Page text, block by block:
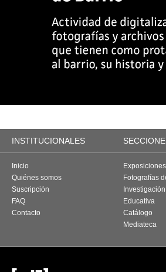
INSTITUCIONALES
Inicio
Quiénes somos
Suscripción
FAQ
Contacto
Exposiciones
Fotografías
Investigación
Educativa
Catálogo
Mediateca